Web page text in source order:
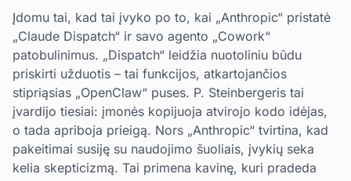
Įdomu tai, kad tai įvyko po to, kai „Anthropic“ pristatė
„Claude Dispatch“ ir savo agento „Cowork“
patobulinimus. „Dispatch“ leidžia nuotoliniu būdu
priskirti užduotis – tai funkcijos, atkartojančios
stipriąsias „OpenClaw“ puses. P. Steinbergeris tai
įvardijo tiesiai: įmonės kopijuoja atvirojo kodo idėjas,
o tada apriboja prieigą. Nors „Anthropic“ tvirtina, kad
pakeitimai susiję su naudojimo šuoliais, įvykių seka
kelia skepticizmą. Tai primena kavinę, kuri pradeda